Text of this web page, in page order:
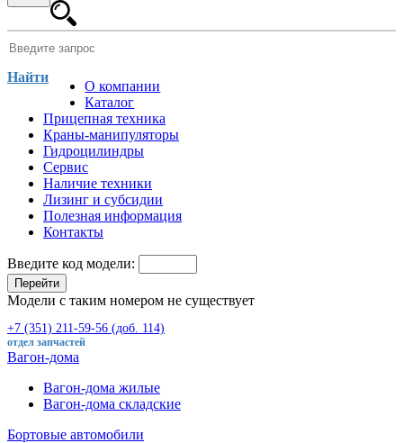
Найти
О компании
Каталог
Прицепная техника
Краны-манипуляторы
Гидроцилиндры
Сервис
Наличие техники
Лизинг и субсидии
Полезная информация
Контакты
Введите код модели:
Перейти
Модели с таким номером не существует
+7 (351) 211-59-56 (доб. 114)
отдел запчастей
Вагон-дома
Вагон-дома жилые
Вагон-дома складские
Бортовые автомобили